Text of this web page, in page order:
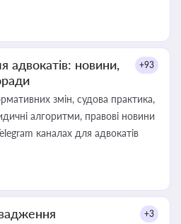
адвокатів: новини,
+93
змін, судова практика,
алгоритми, правові новини
каналах для адвокатів
+3